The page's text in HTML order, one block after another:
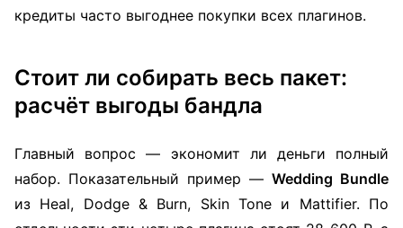
кредиты часто выгоднее покупки всех плагинов.
Стоит ли собирать весь пакет:
расчёт выгоды бандла
Главный вопрос — экономит ли деньги полный
набор. Показательный пример — Wedding Bundle
из Heal, Dodge & Burn, Skin Tone и Mattifier. По